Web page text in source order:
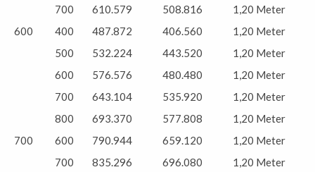
700
610.579 508.816
1,20 Meter
600
400 487.872 406.560
1,20 Meter
500
532.224 443.520
1,20 Meter
600
576.576 480.480
1,20 Meter
700
643.104 535.920
1,20 Meter
800
693.370 577.808
1,20 Meter
700
600 790.944 659.120
1,20 Meter
700
835.296 696.080
1,20 Meter